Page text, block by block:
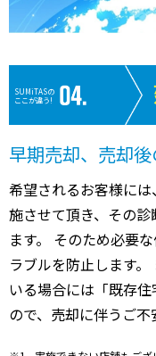
SUMiTASの
ここが違う!
早期売却、売却
希望されるお客様に
施させて頂き、その
ます。 そのため必要
ラブルを防止します
いる場合には「既存
ので、売却に伴うご不